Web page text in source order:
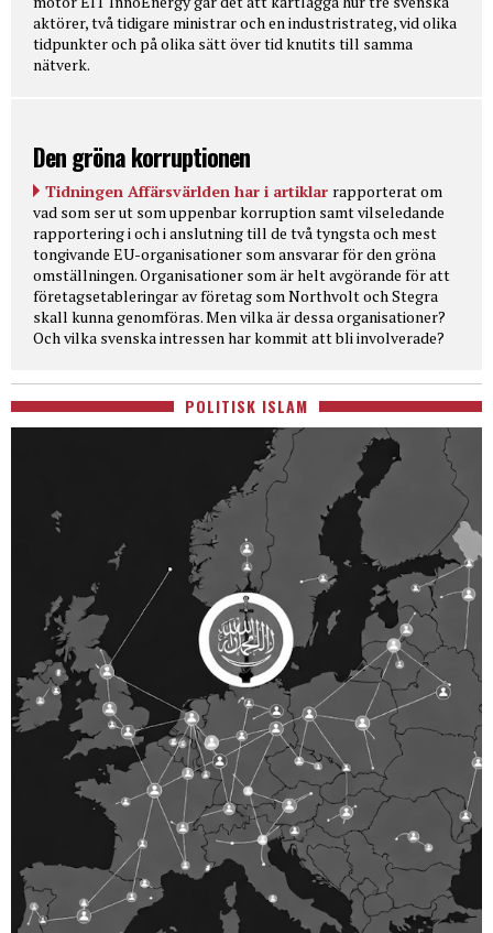
aktörer, två tidigare ministrar och en industristrateg, vid olika
tidpunkter och på olika sätt över tid knutits till samma
nätverk.
Den gröna korruptionen
Tidningen Affärsvärlden har i artiklar rapporterat om
vad som ser ut som uppenbar korruption samt vilseledande
rapportering i och i anslutning till de två tyngsta och mest
tongivande EU-organisationer som ansvarar för den gröna
omställningen. Organisationer som är helt avgörande för att
företagsetableringar av företag som Northvolt och Stegra
skall kunna genomföras. Men vilka är dessa organisationer?
Och vilka svenska intressen har kommit att bli involverade?
POLITISK ISLAM